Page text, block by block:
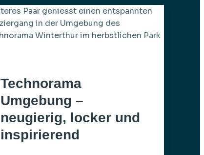
Technorama
Umgebung –
neugierig, locker und
inspirierend